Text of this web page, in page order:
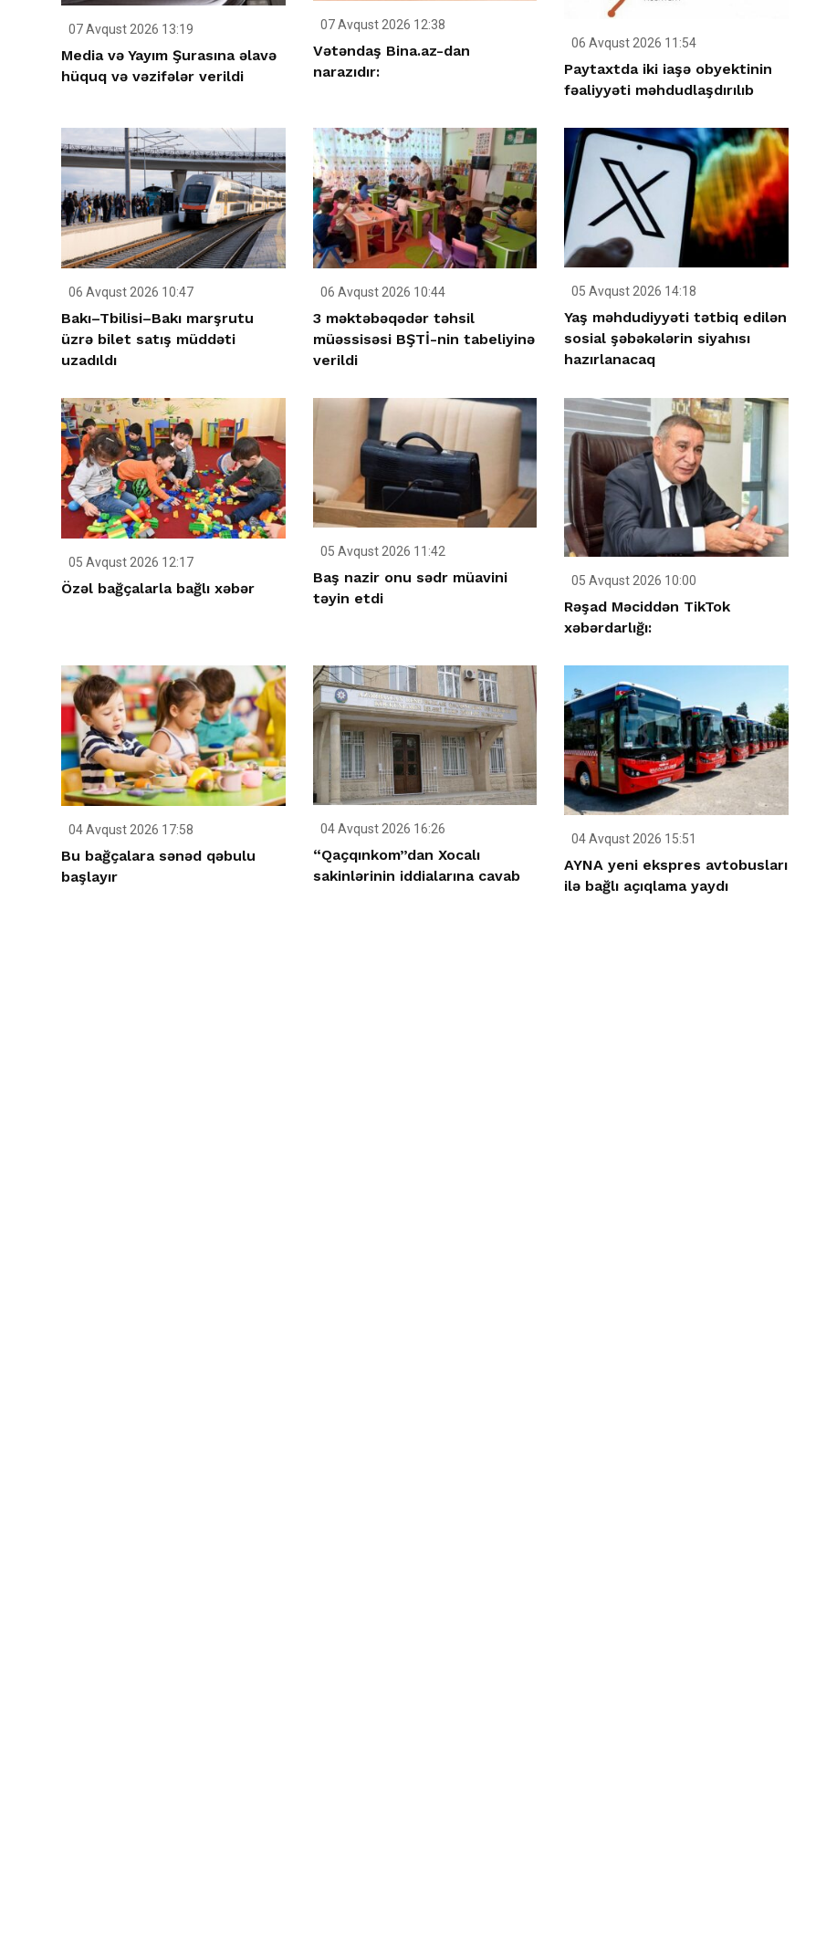
07 Avqust 2026 13:19
Media və Yayım Şurasına əlavə
hüquq və vəzifələr verildi
07 Avqust 2026 12:38
Vətəndaş Bina.az-dan
narazıdır:
06 Avqust 2026 11:54
Paytaxtda iki iaşə obyektinin
fəaliyyəti məhdudlaşdırılıb
06 Avqust 2026 10:47
Bakı–Tbilisi–Bakı marşrutu
üzrə bilet satış müddəti
uzadıldı
06 Avqust 2026 10:44
3 məktəbəqədər təhsil
müəssisəsi BŞTİ-nin tabeliyinə
verildi
05 Avqust 2026 14:18
Yaş məhdudiyyəti tətbiq edilən
sosial şəbəkələrin siyahısı
hazırlanacaq
05 Avqust 2026 12:17
Özəl bağçalarla bağlı xəbər
05 Avqust 2026 11:42
Baş nazir onu sədr müavini
təyin etdi
05 Avqust 2026 10:00
Rəşad Məciddən TikTok
xəbərdarlığı:
04 Avqust 2026 17:58
Bu bağçalara sənəd qəbulu
başlayır
04 Avqust 2026 16:26
“Qaçqınkom”dan Xocalı
sakinlərinin iddialarına cavab
04 Avqust 2026 15:51
AYNA yeni ekspres avtobusları
ilə bağlı açıqlama yaydı